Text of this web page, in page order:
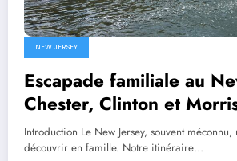
NEW JERSEY
Escapade familiale au
Chester, Clinton et
Introduction Le New Jersey, souvent
découvrir en famille. Notre itinéraire…